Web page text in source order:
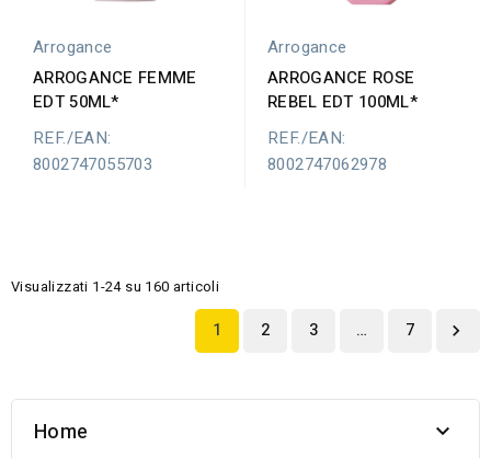
Arrogance
ARROGANCE FEMME
EDT 50ML*
REF./EAN:
8002747055703
Arrogance
ARROGANCE ROSE
REBEL EDT 100ML*
REF./EAN:
8002747062978
Visualizzati 1-24 su 160 articoli
1 2 3 … 7 
Home 